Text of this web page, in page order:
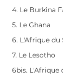
4. Le Burkina
5. Le Ghana
6. L'Afrique du
7. Le Lesotho
6bis. L'Afrique